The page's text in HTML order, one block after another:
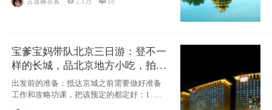
宝爹宝妈带队北京三日游：登不一
样的长城，品北京地方小吃，拍盘
古七星夜景！
出发前的准备：抵达京城之前需要做好准备
工作和攻略功课，把该预定的都定好：1. 酒